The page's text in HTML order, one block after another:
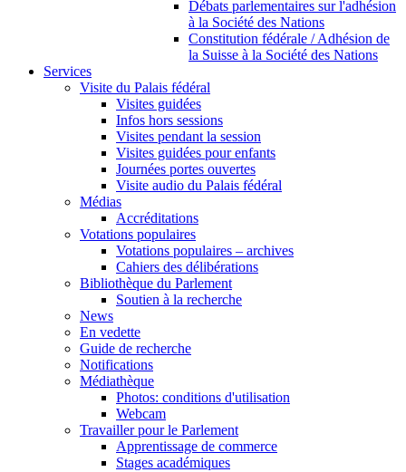
Débats parlementaires sur l'adhésion
à la Société des Nations
Constitution fédérale / Adhésion de
la Suisse à la Société des Nations
Services
Visite du Palais fédéral
Visites guidées
Infos hors sessions
Visites pendant la session
Visites guidées pour enfants
Journées portes ouvertes
Visite audio du Palais fédéral
Médias
Accréditations
Votations populaires
Votations populaires – archives
Cahiers des délibérations
Bibliothèque du Parlement
Soutien à la recherche
News
En vedette
Guide de recherche
Notifications
Médiathèque
Photos: conditions d'utilisation
Webcam
Travailler pour le Parlement
Apprentissage de commerce
Stages académiques